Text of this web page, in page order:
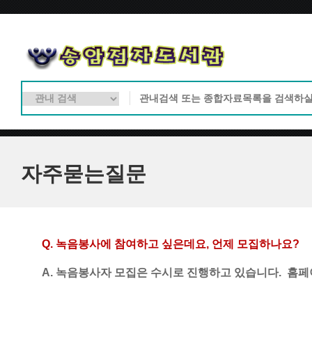
자주묻는질문
Q. 녹음봉사에 참여하고 싶은데요, 언제 모집하나요?
A. 녹음봉사자 모집은 수시로 진행하고 있습니다.  홈